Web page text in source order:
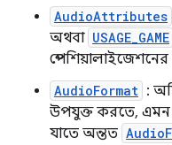
AudioAttributes
অথবা USAGE_GAME
AudioFormat :
উপযুক্ত করতে, এমন
যাতে অন্তত